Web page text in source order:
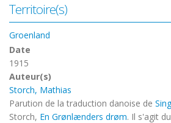
Territoire(s)
Groenland
Date
1915
Auteur(s)
Storch, Mathias
Parution de la traduction danoise de
Storch, En Grønlænders drøm. Il s'agit